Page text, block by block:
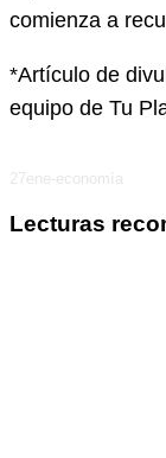
comienza a
*Artículo de
equipo de Tu
27ene-economía
Lecturas